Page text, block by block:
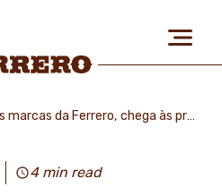
Hanuta, uma das grandes marcas da Ferrero, chega às prateleiras de todo o Brasil
4 min read